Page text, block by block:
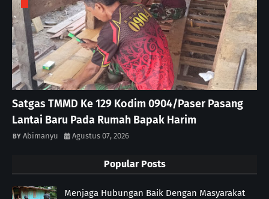
Satgas TMMD Ke 129 Kodim 0904/Paser Pasang
Lantai Baru Pada Rumah Bapak Harim
Abimanyu Agustus 07, 2026
Popular Posts
Menjaga Hubungan Baik Dengan Masyarakat